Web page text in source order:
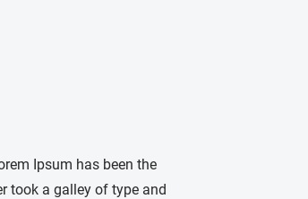
Ipsum has been the
took a galley of type and